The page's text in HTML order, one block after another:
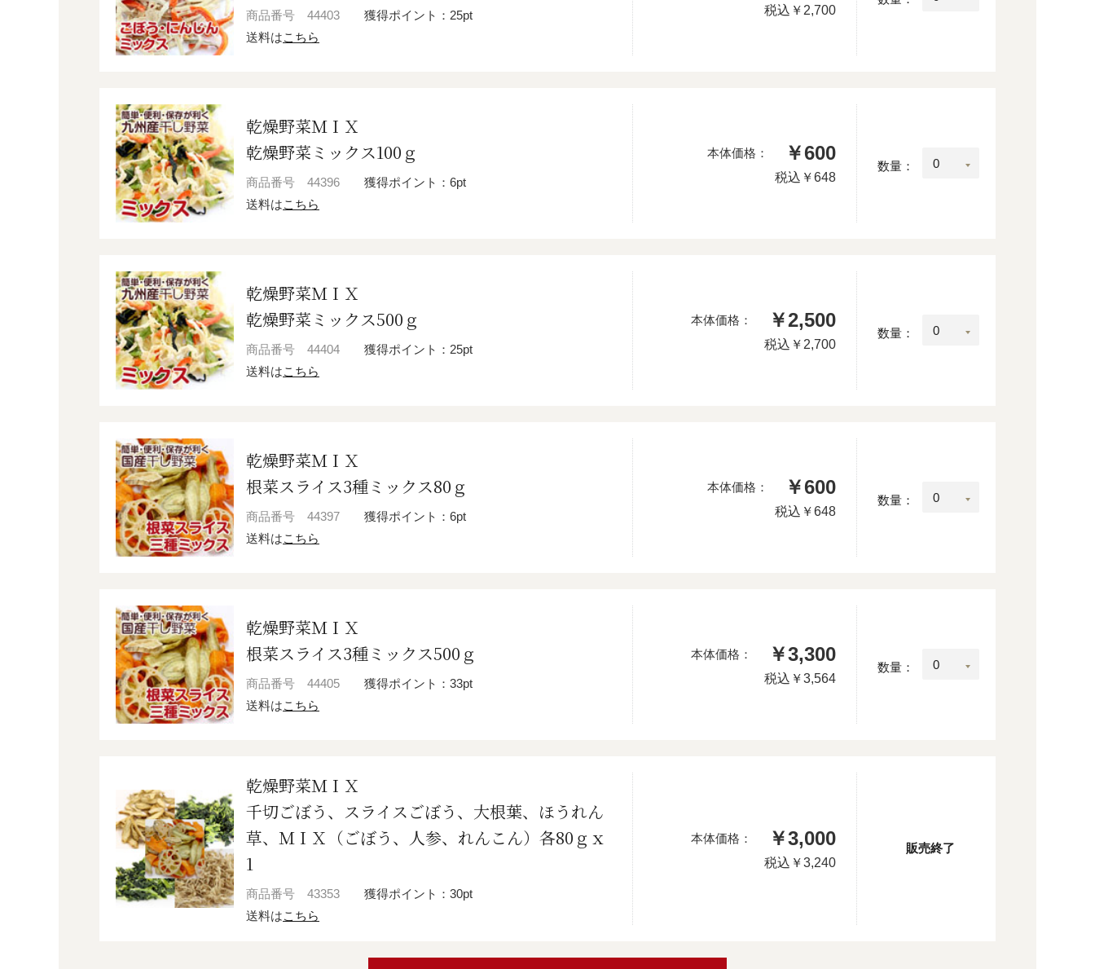
商品番号 44403
獲得ポイント：25pt
送料はこちら
税込 ￥2,700
乾燥野菜ＭＩＸ
乾燥野菜ミックス100ｇ
商品番号 44396
獲得ポイント：6pt
送料はこちら
本体価格： ￥600
税込 ￥648
数量：
乾燥野菜ＭＩＸ
乾燥野菜ミックス500ｇ
商品番号 44404
獲得ポイント：25pt
送料はこちら
本体価格： ￥2,500
税込 ￥2,700
数量：
乾燥野菜ＭＩＸ
根菜スライス3種ミックス80ｇ
商品番号 44397
獲得ポイント：6pt
送料はこちら
本体価格： ￥600
税込 ￥648
数量：
乾燥野菜ＭＩＸ
根菜スライス3種ミックス500ｇ
商品番号 44405
獲得ポイント：33pt
送料はこちら
本体価格： ￥3,300
税込 ￥3,564
数量：
乾燥野菜ＭＩＸ
千切ごぼう、スライスごぼう、大根葉、ほうれん
草、ＭＩＸ（ごぼう、人参、れんこん）各80ｇｘ
1
商品番号 43353
獲得ポイント：30pt
送料はこちら
本体価格： ￥3,000
税込 ￥3,240
販売終了